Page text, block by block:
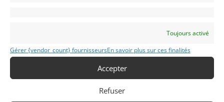
Toujours activé
Gérer {vendor_count} fournisseursEn savoir plus sur ces finalités
Accepter
Refuser